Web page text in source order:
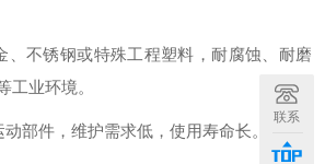
、不锈钢或特殊工程塑料，耐腐蚀、耐磨
工业环境。
部件，维护需求低，使用寿命长。
联系